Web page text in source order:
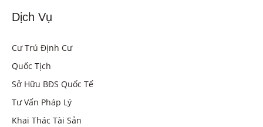
Dịch Vụ
Cư Trú Định Cư
Quốc Tịch
Sở Hữu BĐS Quốc Tế
Tư Vấn Pháp Lý
Khai Thác Tài Sản